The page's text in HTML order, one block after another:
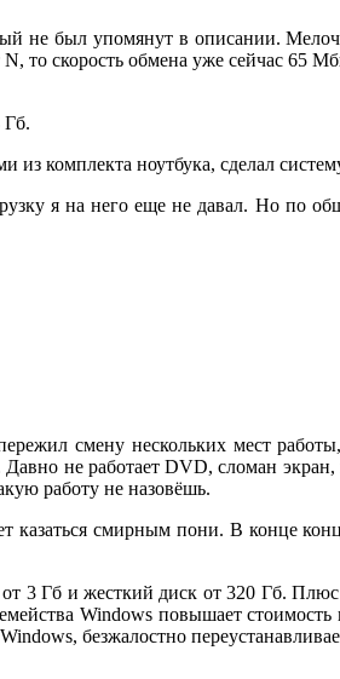
не был упомянут в описании.
то скорость обмена уже сейчас 65
Гб.
комплекта ноутбука, сделал
я на него еще не давал. Но по
смену нескольких мест
не работает DVD, сломан экран,
работу не назовёшь.
казаться смирным пони. В конце
3 Гб и жесткий диск от 320 Гб.
Windows повышает стоимость
безжалостно